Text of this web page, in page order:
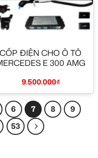
CỐP ĐIỆN CHO Ô TÔ
E 300 AMG
9.500.000₫
6 7 8
9
53